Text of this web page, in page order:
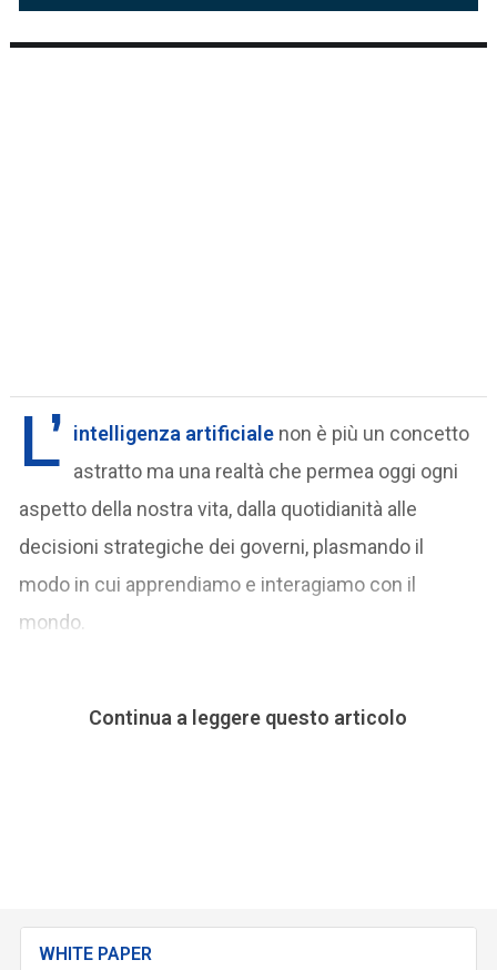
L’ intelligenza artificiale non è più un concetto
astratto ma una realtà che permea oggi ogni
aspetto della nostra vita, dalla quotidianità alle
decisioni strategiche dei governi, plasmando il
modo in cui apprendiamo e interagiamo con il
mondo.
Continua a leggere questo articolo
WHITE PAPER